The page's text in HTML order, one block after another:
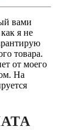
вами
я не
товара.
от моего
На